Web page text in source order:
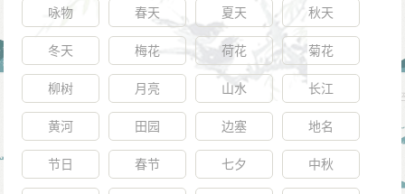
咏物 春天 夏天 秋天
冬天 梅花 荷花 菊花
柳树 月亮 山水 长江
黄河 田园 边塞 地名
节日 春节 七夕 中秋